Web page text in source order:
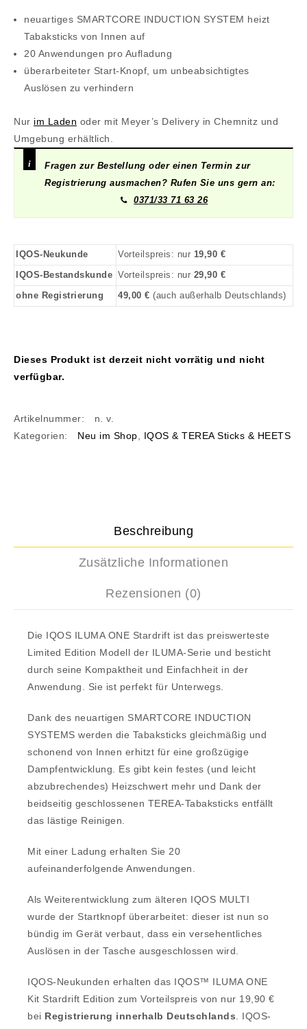
neuartiges SMARTCORE INDUCTION SYSTEM heizt
Tabaksticks von Innen auf
20 Anwendungen pro Aufladung
überarbeiteter Start-Knopf, um unbeabsichtigtes
Auslösen zu verhindern
Nur im Laden oder mit Meyer’s Delivery in Chemnitz und
Umgebung erhältlich.
Fragen zur Bestellung oder einen Termin zur
Registrierung ausmachen? Rufen Sie uns gern an:
0371/33 71 63 26
IQOS-Neukunde Vorteilspreis: nur 19,90 €
IQOS-Bestandskunde Vorteilspreis: nur 29,90 €
ohne Registrierung 49,00 € (auch außerhalb Deutschlands)
Dieses Produkt ist derzeit nicht vorrätig und nicht
verfügbar.
Artikelnummer:
n. v.
Kategorien:
Neu im Shop IQOS & TEREA Sticks & HEETS
Beschreibung
Zusätzliche Informationen
Rezensionen (0)
Die IQOS ILUMA ONE Stardrift ist das preiswerteste
Limited Edition Modell der ILUMA-Serie und besticht
durch seine Kompaktheit und Einfachheit in der
Anwendung. Sie ist perfekt für Unterwegs.
Dank des neuartigen SMARTCORE INDUCTION
SYSTEMS werden die Tabaksticks gleichmäßig und
schonend von Innen erhitzt für eine großzügige
Dampfentwicklung. Es gibt kein festes (und leicht
abzubrechendes) Heizschwert mehr und Dank der
beidseitig geschlossenen TEREA-Tabaksticks entfällt
das lästige Reinigen.
Mit einer Ladung erhalten Sie 20
aufeinanderfolgende Anwendungen.
Als Weiterentwicklung zum älteren IQOS MULTI
wurde der Startknopf überarbeitet: dieser ist nun so
bündig im Gerät verbaut, dass ein versehentliches
Auslösen in der Tasche ausgeschlossen wird.
IQOS-Neukunden erhalten das IQOS™ ILUMA ONE
Kit Stardrift Edition zum Vorteilspreis von nur 19,90 €
bei Registrierung innerhalb Deutschlands . IQOS-